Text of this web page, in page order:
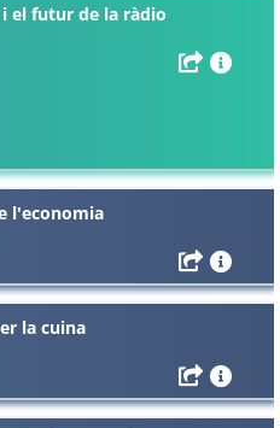
el futur de la ràdio
l'economia
la cuina